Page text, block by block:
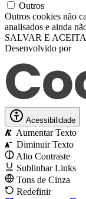
Outros
Outros cookies não
analisados ​​e ainda
SALVAR E
Desenvolvido por
Acessibilidade
A Aumentar Texto
A
Diminuir Texto
Alto Contraste
Sublinhar Links
Tons de Cinza
Redefinir